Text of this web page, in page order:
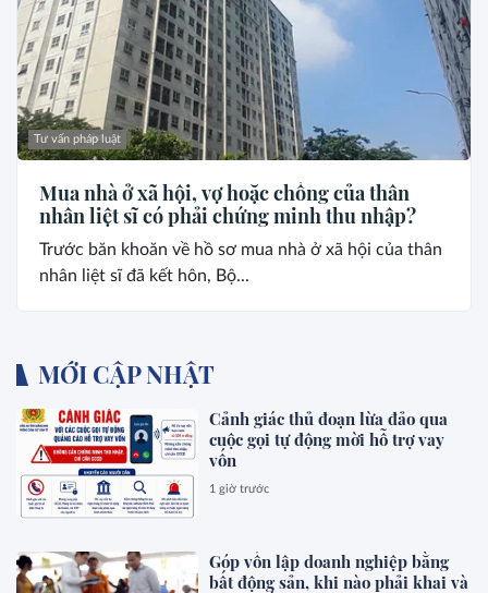
Tư vấn pháp luật
Mua nhà ở xã hội, vợ hoặc chồng của thân
nhân liệt sĩ có phải chứng minh thu nhập?
Trước băn khoăn về hồ sơ mua nhà ở xã hội của thân
nhân liệt sĩ đã kết hôn, Bộ...
MỚI CẬP NHẬT
Cảnh giác thủ đoạn lừa đảo qua
cuộc gọi tự động mời hỗ trợ vay
vốn
1 giờ trước
Góp vốn lập doanh nghiệp bằng
bất động sản, khi nào phải khai và